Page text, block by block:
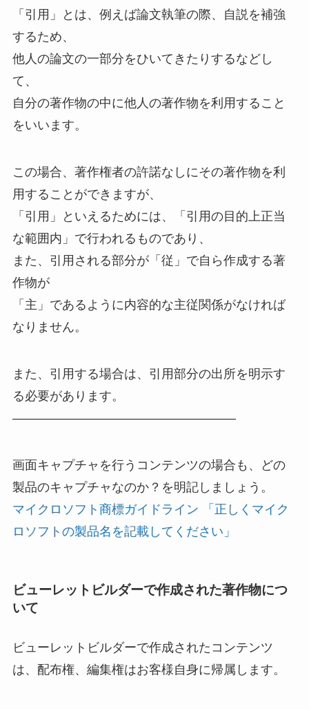
「引用」とは、例えば論文執筆の際、自説を補強
するため、
他人の論文の一部分をひいてきたりするなどし
て、
自分の著作物の中に他人の著作物を利用すること
をいいます。
この場合、著作権者の許諾なしにその著作物を利
用することができますが、
「引用」といえるためには、「引用の目的上正当
な範囲内」で行われるものであり、
また、引用される部分が「従」で自ら作成する著
作物が
「主」であるように内容的な主従関係がなければ
なりません。
また、引用する場合は、引用部分の出所を明示す
る必要があります。
——————————————————
画面キャプチャを行うコンテンツの場合も、どの
製品のキャプチャなのか？を明記しましょう。
マイクロソフト商標ガイドライン 「正しくマイク
ロソフトの製品名を記載してください」
ビューレットビルダーで作成された著作物につ
いて
ビューレットビルダーで作成されたコンテンツ
は、配布権、編集権はお客様自身に帰属します。